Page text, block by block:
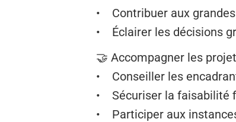
• Contribuer aux
• Éclairer les décisions
🤝 Accompagner les
• Conseiller les
• Sécuriser la faisabilité
• Participer aux